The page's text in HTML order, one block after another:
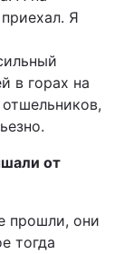
Я
в горах на
от
прошли, они
тогда